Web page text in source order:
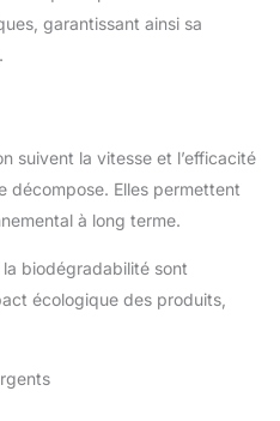
garantissant ainsi sa
suivent la vitesse et l’efficacité
décompose. Elles permettent
à long terme.
biodégradabilité sont
écologique des produits,